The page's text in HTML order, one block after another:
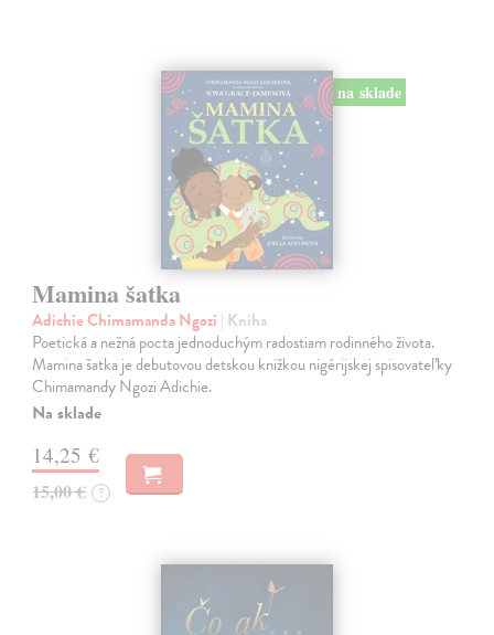
na sklade
Mamina šatka
Adichie Chimamanda Ngozi | Kniha
Poetická a nežná pocta jednoduchým radostiam rodinného života.
Mamina šatka je debutovou detskou knižkou nigérijskej spisovateľky
Chimamandy Ngozi Adichie.
Na sklade
14,25 €
15,00 € ?